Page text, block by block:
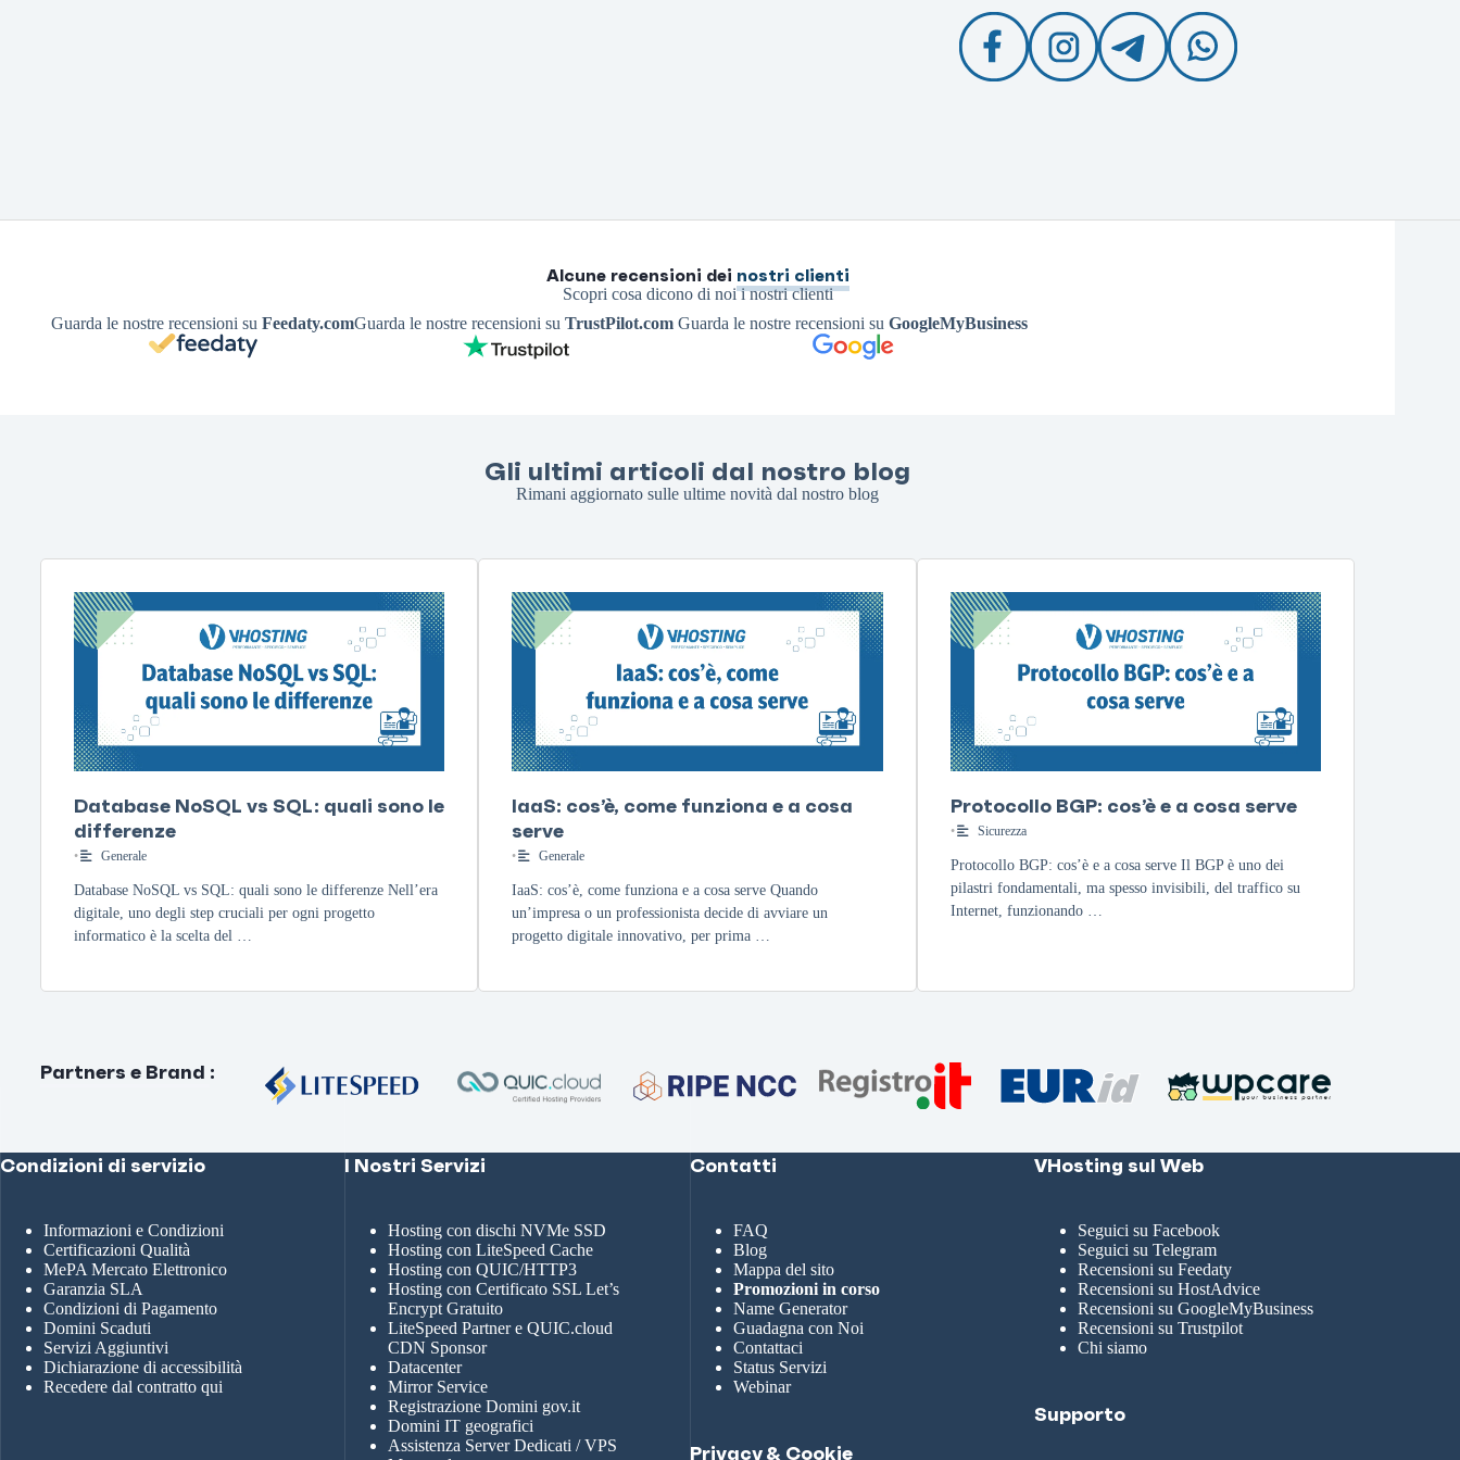
Alcune recensioni dei nostri clienti
Scopri cosa dicono di noi i nostri clienti
Guarda le nostre recensioni suFeedaty.comGuarda le nostre recensioni suTrustPilot.com Guarda le nostre recensioni suGoogleMyBusiness
Gli ultimi articoli dal nostro blog
Rimani aggiornato sulle ultime novità dal nostro blog
Database NoSQL vs SQL: quali sono le
differenze
• Generale
Database NoSQL vs SQL: quali sono le differenze Nell’era
digitale, uno degli step cruciali per ogni progetto
informatico è la scelta del …
IaaS: cos’è, come funziona e a cosa
serve
• Generale
IaaS: cos’è, come funziona e a cosa serve Quando
un’impresa o un professionista decide di avviare un
progetto digitale innovativo, per prima …
Protocollo BGP: cos’è e a cosa serve
• Sicurezza
Protocollo BGP: cos’è e a cosa serve Il BGP è uno dei
pilastri fondamentali, ma spesso invisibili, del traffico su
Internet, funzionando …
Partners e Brand :
Condizioni di servizio
Informazioni e Condizioni
Certificazioni Qualità
MePA Mercato Elettronico
Garanzia SLA
Condizioni di Pagamento
Domini Scaduti
Servizi Aggiuntivi
Dichiarazione di accessibilità
Recedere dal contratto qui
I Nostri Servizi
Hosting con dischi NVMe SSD
Hosting con LiteSpeed Cache
Hosting con QUIC/HTTP3
Hosting con Certificato SSL Let’s
Encrypt Gratuito
LiteSpeed Partner e QUIC.cloud
CDN Sponsor
Datacenter
Mirror Service
Registrazione Domini gov.it
Domini IT geografici
Assistenza Server Dedicati / VPS
Contatti
FAQ
Blog
Mappa del sito
Promozioni in corso
Name Generator
Guadagna con Noi
Contattaci
Status Servizi
Webinar
Privacy & Cookie
VHosting sul Web
Seguici su Facebook
Seguici su Telegram
Recensioni su Feedaty
Recensioni su HostAdvice
Recensioni su GoogleMyBusiness
Recensioni su Trustpilot
Chi siamo
Supporto